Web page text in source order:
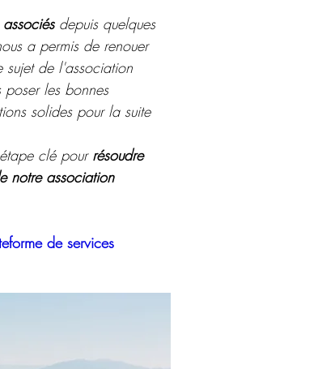
depuis quelques
a permis de renouer
de l'association
les bonnes
solides pour la suite
clé pour résoudre
notre association
de services